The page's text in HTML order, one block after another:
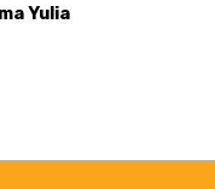
Yulia